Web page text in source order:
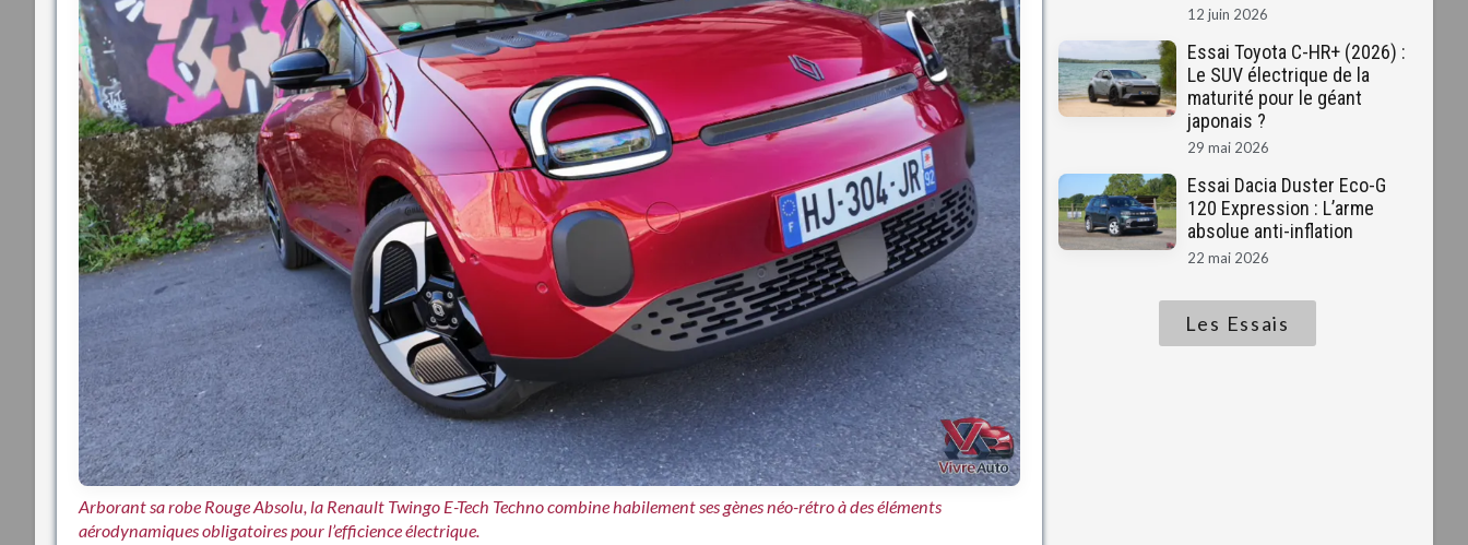
Arborant sa robe Rouge Absolu, la Renault Twingo E-Tech Techno combine habilement ses gènes néo-rétro à des éléments
aérodynamiques obligatoires pour l’efficience électrique.
12 juin 2026
Essai Toyota C-HR+ (2026) :
Le SUV électrique de la
maturité pour le géant
japonais ?
29 mai 2026
Essai Dacia Duster Eco-G
120 Expression : L’arme
absolue anti-inflation
22 mai 2026
Les Essais